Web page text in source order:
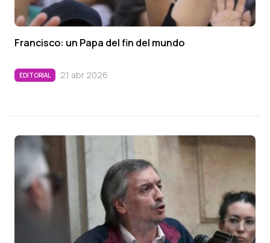
Francisco: un Papa del fin del mundo
EDITORIAL 21 abr 2026